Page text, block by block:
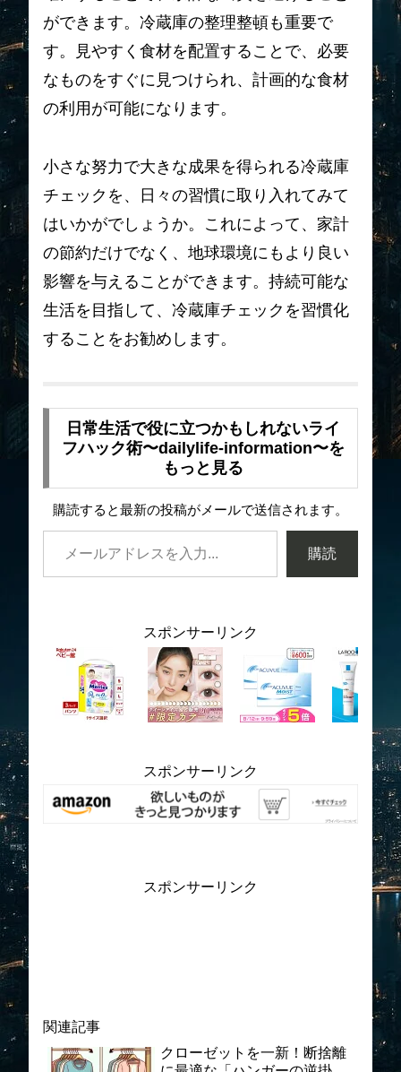
ができます。冷蔵庫の整理整頓も重要で
す。見やすく食材を配置することで、必要
なものをすぐに見つけられ、計画的な食材
の利用が可能になります。
小さな努力で大きな成果を得られる冷蔵庫
チェックを、日々の習慣に取り入れてみて
はいかがでしょうか。これによって、家計
の節約だけでなく、地球環境にもより良い
影響を与えることができます。持続可能な
生活を目指して、冷蔵庫チェックを習慣化
することをお勧めします。
日常生活で役に立つかもしれないライ
フハック術〜dailylife-information〜を
もっと見る
購読すると最新の投稿がメールで送信されます。
購読
スポンサーリンク
スポンサーリンク
スポンサーリンク
関連記事
クローゼットを一新！断捨離